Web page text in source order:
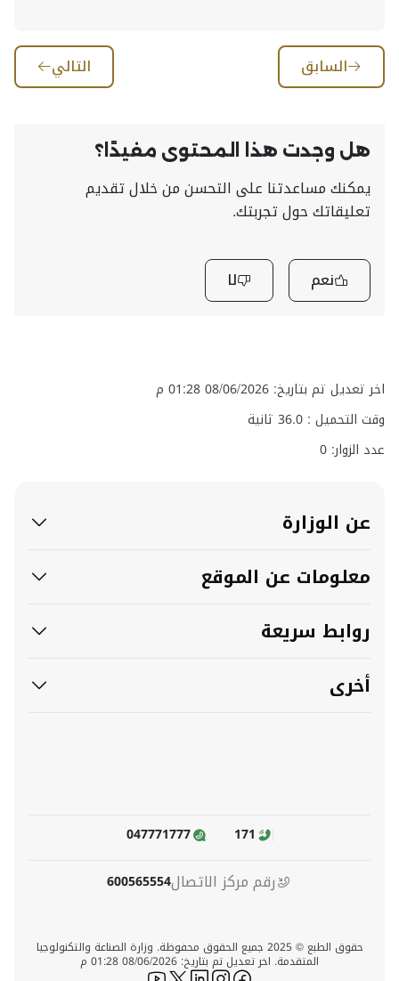
السابق التالي
هل وجدت هذا المحتوى مفيدًا؟
يمكنك مساعدتنا على التحسن من خلال تقديم
تعليقاتك حول تجربتك.
نعم لا
اخر تعديل تم بتاريخ: 08/06/2026 01:28 م
وقت التحميل : 36.0 ثانية
عدد الزوار: 0
عن الوزارة
معلومات عن الموقع
روابط سريعة
أخرى
171
047771777
رقم مركز الاتصال600565554
حقوق الطبع © 2025 جميع الحقوق محفوظة. وزارة الصناعة والتكنولوجيا
المتقدمة. اخر تعديل تم بتاريخ: 08/06/2026 01:28 م
icon-facebook
icon-instagram
icon-linkedin
icon-twitter
icon-youtube